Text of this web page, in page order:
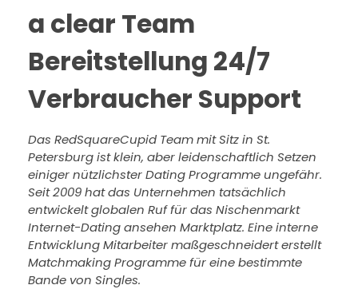
a clear Team
Bereitstellung 24/7
Verbraucher Support
Das RedSquareCupid Team mit Sitz in St.
Petersburg ist klein, aber leidenschaftlich Setzen
einiger nützlichster Dating Programme ungefähr.
Seit 2009 hat das Unternehmen tatsächlich
entwickelt globalen Ruf für das Nischenmarkt
Internet-Dating ansehen Marktplatz. Eine interne
Entwicklung Mitarbeiter maßgeschneidert erstellt
Matchmaking Programme für eine bestimmte
Bande von Singles.